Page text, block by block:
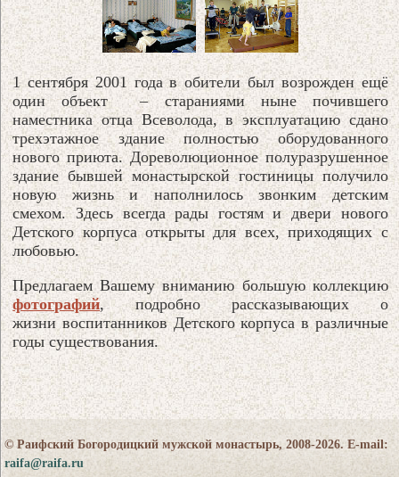
1 сентября 2001 года в обители был возрожден ещё
один объект – стараниями ныне почившего
наместника отца Всеволода, в эксплуатацию сдано
трехэтажное здание полностью оборудованного
нового приюта. Дореволюционное полуразрушенное
здание бывшей монастырской гостиницы получило
новую жизнь и наполнилось звонким детским
смехом. Здесь всегда рады гостям и двери нового
Детского корпуса открыты для всех, приходящих с
любовью.
Предлагаем Вашему вниманию большую коллекцию
фотографий, подробно рассказывающих о
жизни воспитанников Детского корпуса в различные
годы существования.
© Раифский Богородицкий мужской монастырь, 2008-2026. E-mail:
raifa@raifa.ru